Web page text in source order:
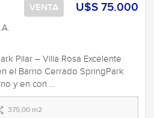
U$S 75.000
VENTA
Pilar – Villa Rosa Excelente
el Barrio Cerrado SpringPark
y en con ...
375,00 m2